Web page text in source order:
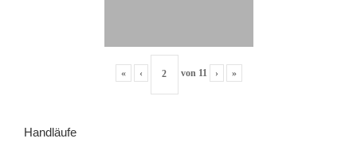
« ‹ von 11 › »
Handläufe